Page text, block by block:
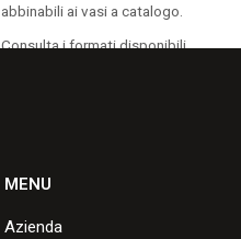
abbinabili ai vasi a catalogo.
Consulta i formati disponibili.
MENU
Azienda